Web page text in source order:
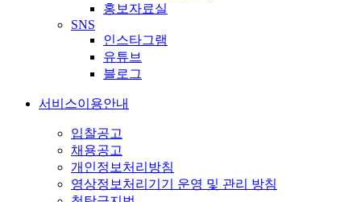
홍보자료실
SNS
인스타그램
유튜브
블로그
서비스이용안내
입찰공고
채용공고
개인정보처리방침
영상정보처리기기 운영 및 관리 방침